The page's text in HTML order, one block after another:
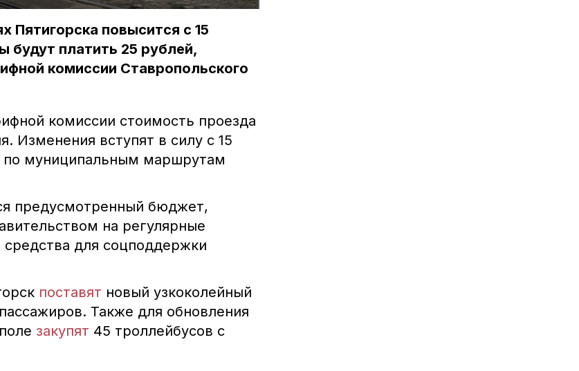
Пятигорска повысится с 15
будут платить 25 рублей,
комиссии Ставропольского
комиссии стоимость проезда
Изменения вступят в силу с 15
по муниципальным маршрутам
предусмотренный бюджет,
на регулярные
для соцподдержки
поставят новый узкоколейный
Также для обновления
закупят 45 троллейбусов с